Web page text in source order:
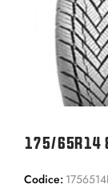
175/65R14
Codice: